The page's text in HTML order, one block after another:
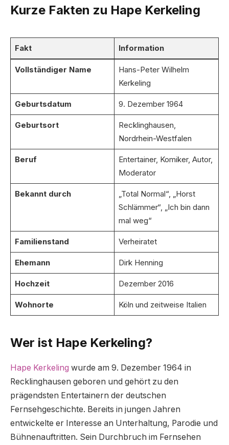
Kurze Fakten zu Hape Kerkeling
Fakt Information
Vollständiger Name
Hans-Peter Wilhelm
Kerkeling
Geburtsdatum 9. Dezember 1964
Geburtsort
Recklinghausen,
Nordrhein-Westfalen
Beruf
Entertainer, Komiker, Autor,
Moderator
Bekannt durch
„Total Normal“, „Horst
Schlämmer“, „Ich bin dann
mal weg“
Familienstand Verheiratet
Ehemann Dirk Henning
Hochzeit Dezember 2016
Wohnorte Köln und zeitweise Italien
Wer ist Hape Kerkeling?
Hape Kerkeling wurde am 9. Dezember 1964 in
Recklinghausen geboren und gehört zu den
prägendsten Entertainern der deutschen
Fernsehgeschichte. Bereits in jungen Jahren
entwickelte er Interesse an Unterhaltung, Parodie und
Bühnenauftritten. Sein Durchbruch im Fernsehen